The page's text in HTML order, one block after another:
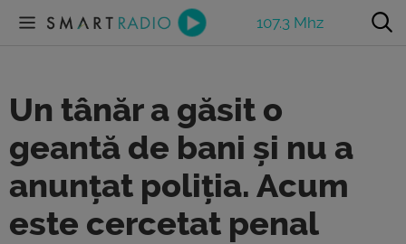
107.3 Mhz
Un tânăr a găsit o
geantă de bani și nu a
anunțat poliția. Acum
este cercetat penal